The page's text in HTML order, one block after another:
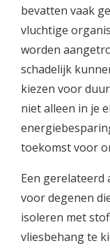
bevatten vaak
vluchtige
worden
schadelijk
kiezen voor
niet alleen in je
toekomst voor
Een
voor degenen
isoleren met
vliesbehang te